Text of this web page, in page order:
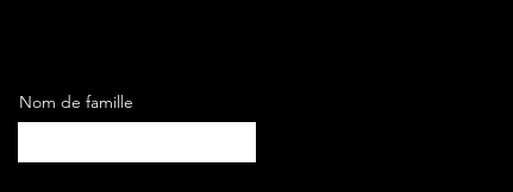
Nom de famille